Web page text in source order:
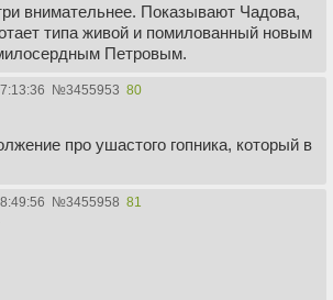
внимательнее. Показывают Чадова,
типа живой и помилованный новым
Петровым.
№3455953 80
про ушастого гопника, который в
№3455958 81